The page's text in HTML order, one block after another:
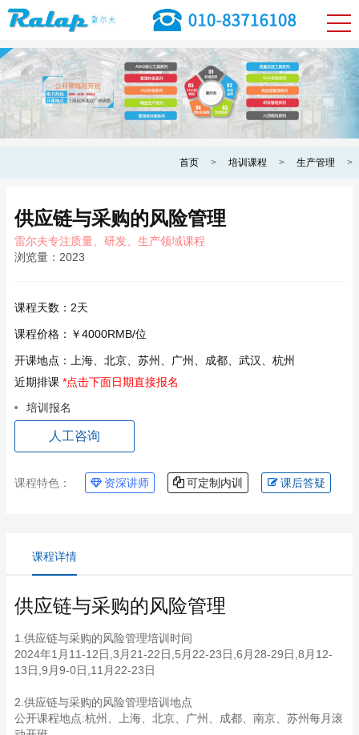
首页 > 培训课程 > 生产管理 >
供应链与采购的风险管理
雷尔夫专注质量、研发、生产领域课程
浏览量： 2023
课程天数： 2天
课程价格： ￥4000RMB/位
开课地点：
上海、北京、苏州、广州、成都、武汉、杭州
近期排课 *点击下面日期直接报名
培训报名
人工咨询
课程特色： 资深讲师 可定制内训 课后答疑
课程详情
供应链与采购的风险管理
1.供应链与采购的风险管理培训时间
2024年1月11-12日,3月21-22日,5月22-23日,6月28-29日,8月12-
13日,9月9-0日,11月22-23日
2.供应链与采购的风险管理培训地点
公开课程地点:杭州、上海、北京、广州、成都、南京、苏州每月滚